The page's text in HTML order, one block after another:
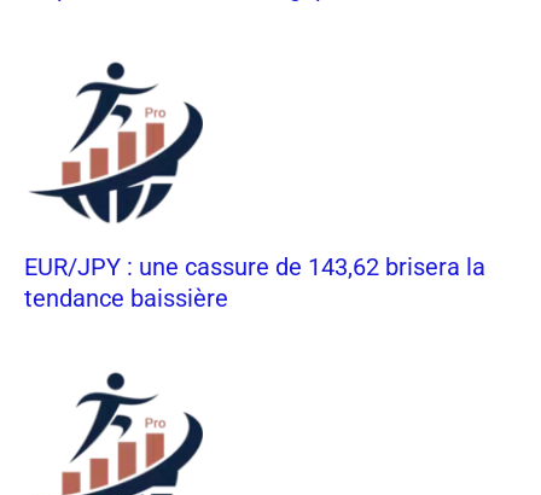
EUR/JPY : une cassure de 143,62 brisera la
tendance baissière